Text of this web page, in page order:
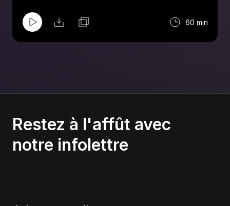
poème de Hosho McCreesh qui a donné son
nom au disque, d'anxiété et d'arts visuels.60 min
Restez à l'affût avec
notre infolettre